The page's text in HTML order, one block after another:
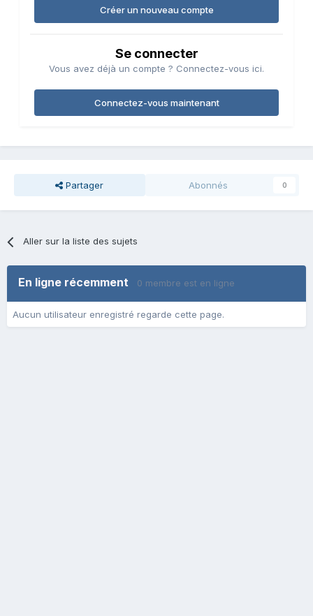
Créer un nouveau compte
Se connecter
Vous avez déjà un compte ? Connectez-vous ici.
Connectez-vous maintenant
Partager Abonnés 0
Aller sur la liste des sujets
En ligne récemment 0 membre est en ligne
Aucun utilisateur enregistré regarde cette page.